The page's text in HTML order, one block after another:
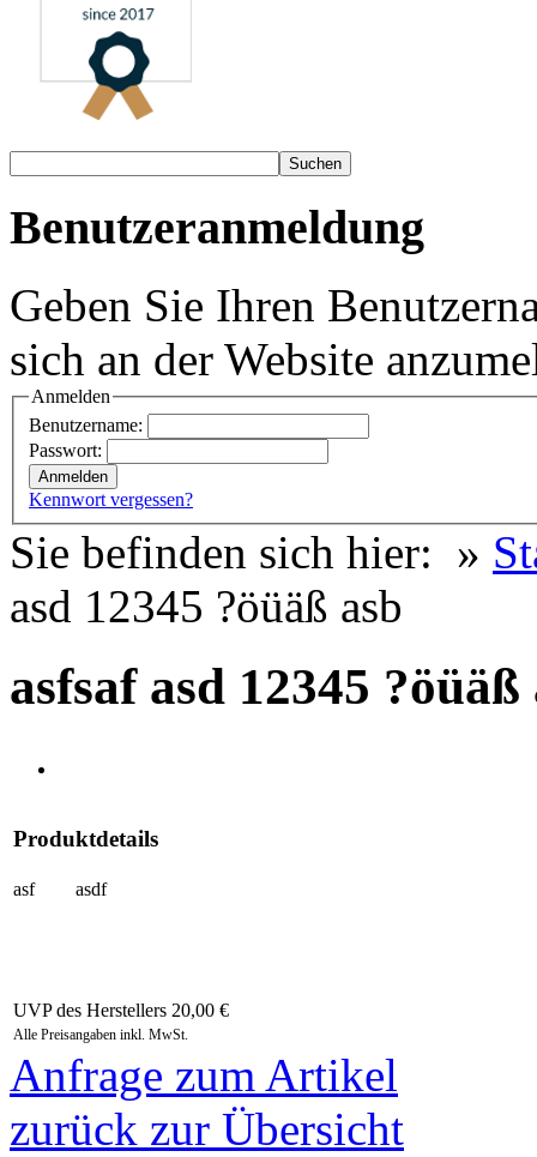
Benutzeranmeldung
Geben Sie Ihren
sich an der Website
Anmelden
Benutzername:
Passwort:
Kennwort vergessen?
Sie befinden sich hier: »
asd 12345 ?öüäß asb
asfsaf asd 12345 ?öüäß
Produktdetails
asf asdf
UVP des Herstellers 20,00 €
Alle Preisangaben inkl. MwSt.
Anfrage zum Artikel
zurück zur Übersicht